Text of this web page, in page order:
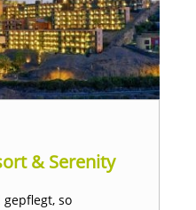
& Serenity
so